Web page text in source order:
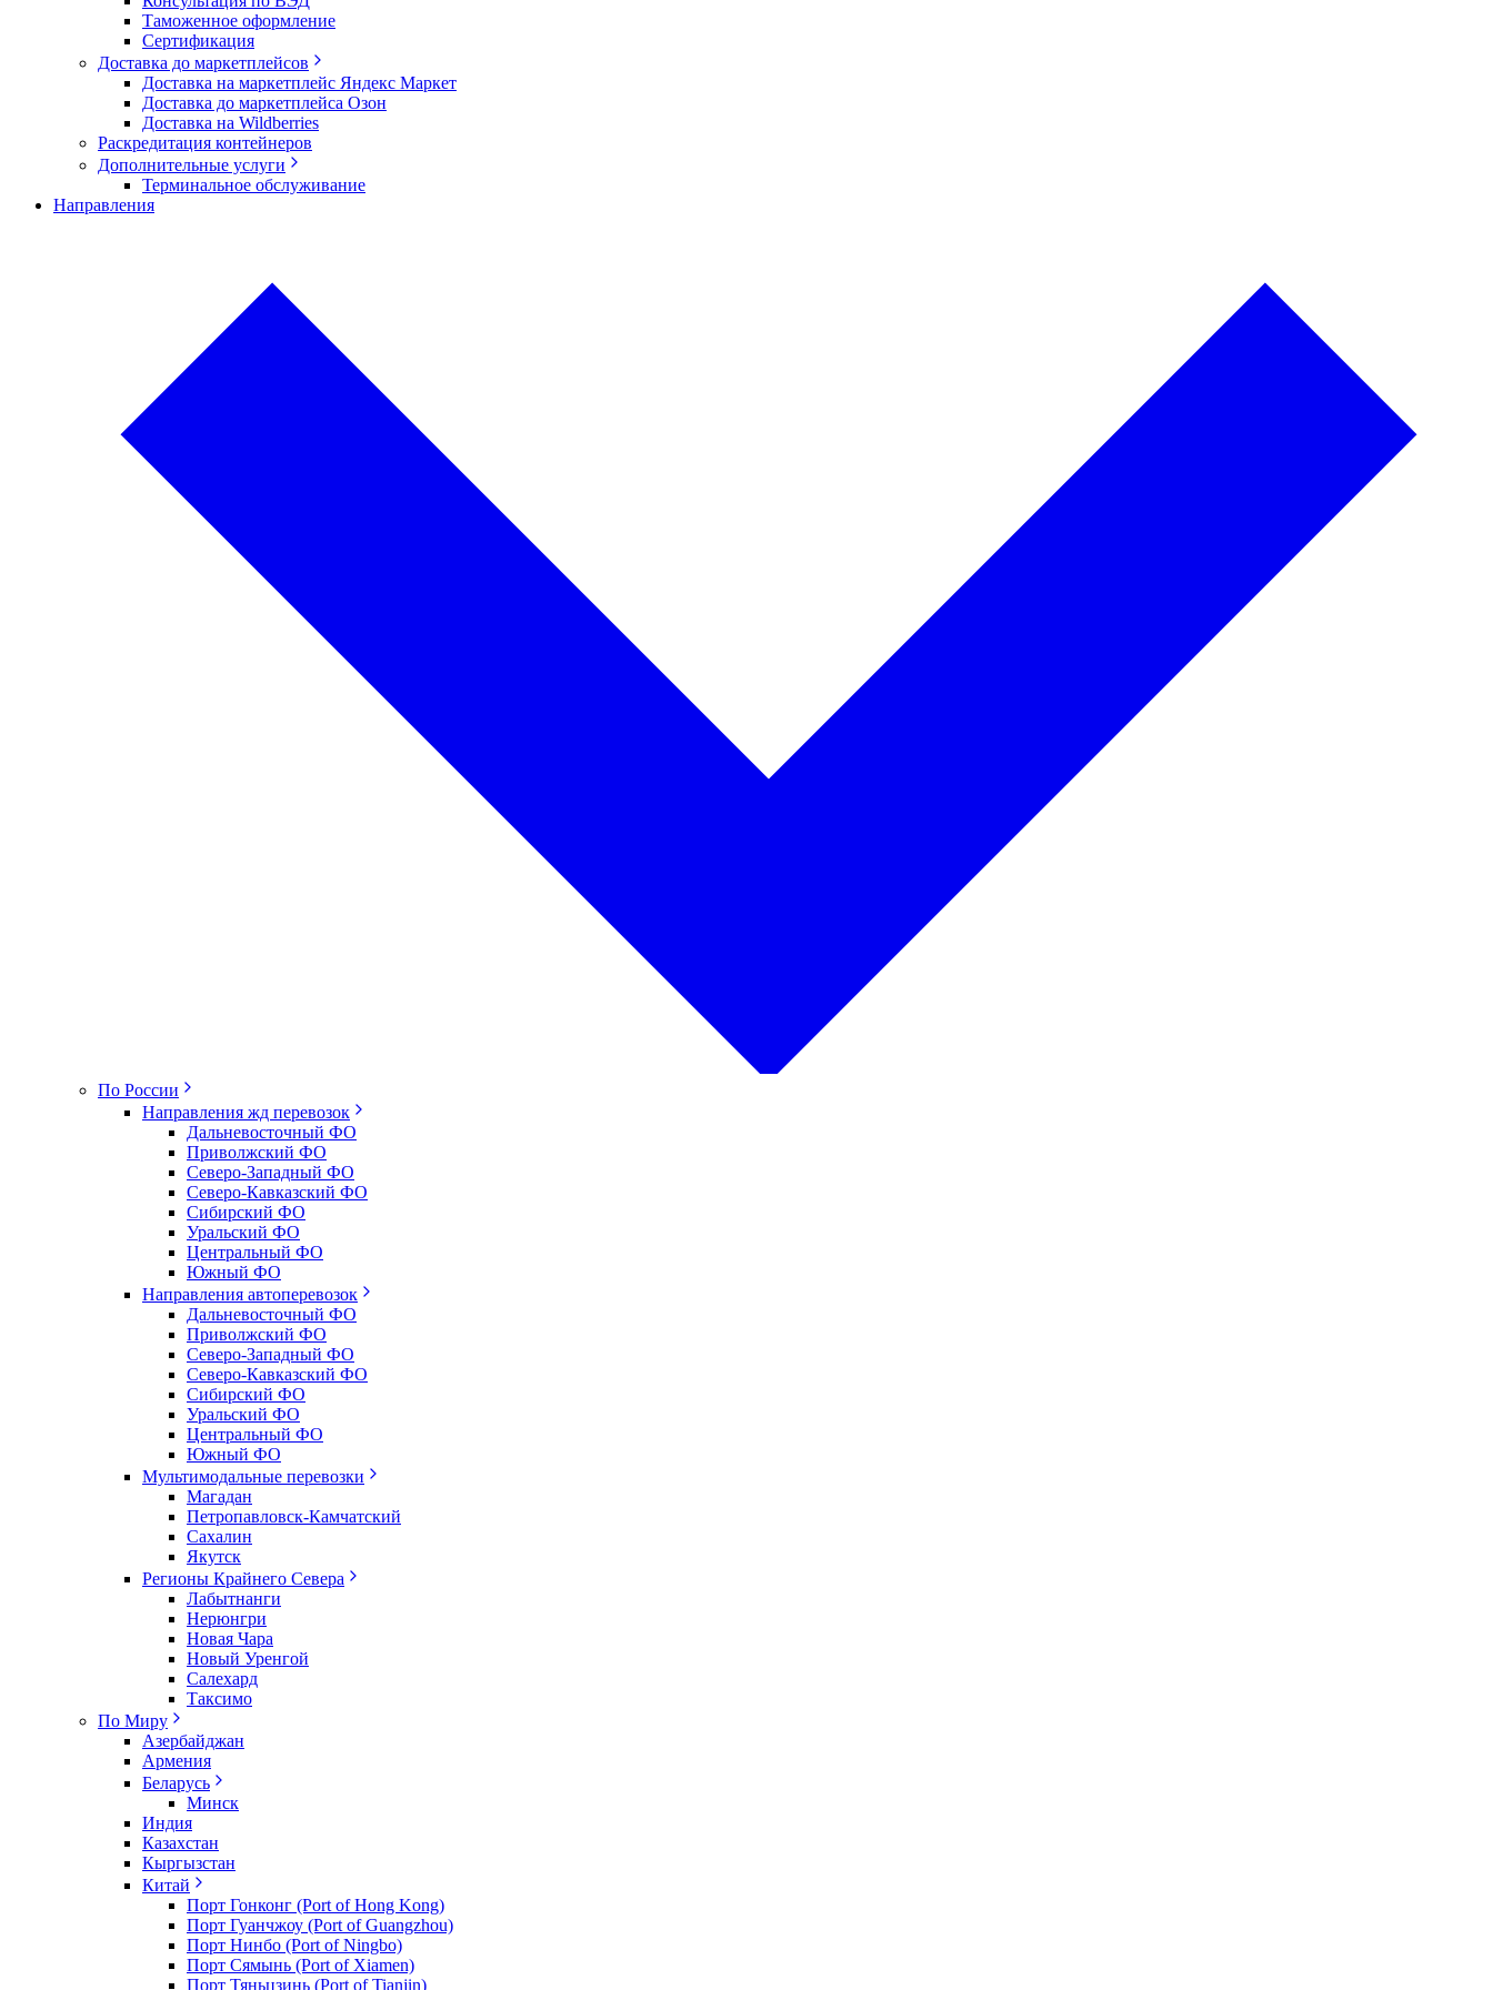
Таможенное оформление
Сертификация
Доставка до маркетплейсов
Доставка на маркетплейс Яндекс Маркет
Доставка до маркетплейса Озон
Доставка на Wildberries
Раскредитация контейнеров
Дополнительные услуги
Терминальное обслуживание
Направления
По России
Направления жд перевозок
Дальневосточный ФО
Приволжский ФО
Северо-Западный ФО
Северо-Кавказский ФО
Сибирский ФО
Уральский ФО
Центральный ФО
Южный ФО
Направления автоперевозок
Дальневосточный ФО
Приволжский ФО
Северо-Западный ФО
Северо-Кавказский ФО
Сибирский ФО
Уральский ФО
Центральный ФО
Южный ФО
Мультимодальные перевозки
Магадан
Петропавловск-Камчатский
Сахалин
Якутск
Регионы Крайнего Севера
Лабытнанги
Нерюнгри
Новая Чара
Новый Уренгой
Салехард
Таксимо
По Миру
Азербайджан
Армения
Беларусь
Минск
Индия
Казахстан
Кыргызстан
Китай
Порт Гонконг (Port of Hong Kong)
Порт Гуанчжоу (Port of Guangzhou)
Порт Нинбо (Port of Ningbo)
Порт Сямынь (Port of Xiamen)
Порт Тяньцзинь (Port of Tianjin)